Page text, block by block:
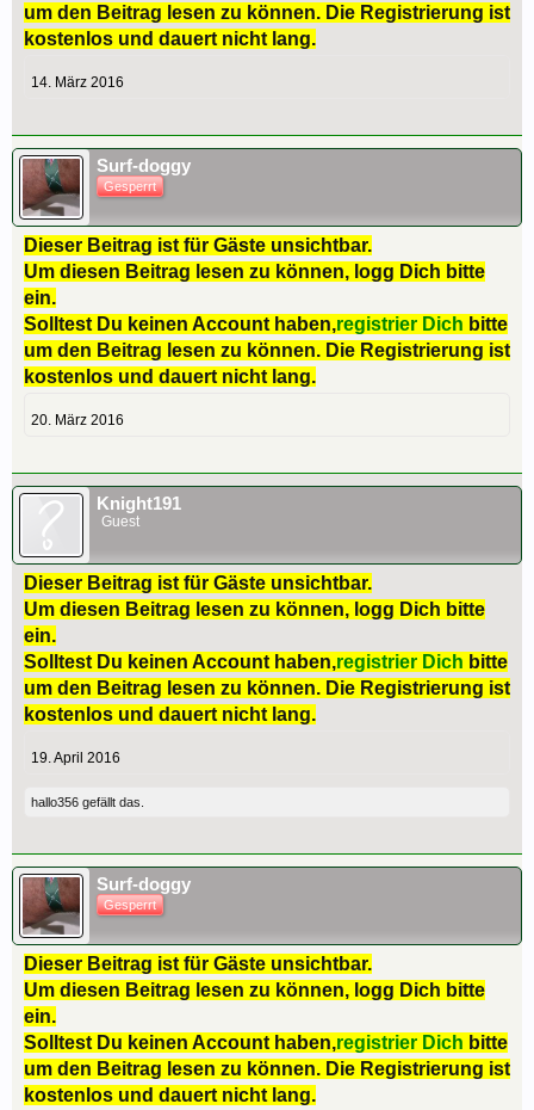
um den Beitrag lesen zu können. Die Registrierung ist
kostenlos und dauert nicht lang.
14. März 2016
Surf-doggy
Gesperrt
Dieser Beitrag ist für Gäste unsichtbar.
Um diesen Beitrag lesen zu können, logg Dich bitte
ein.
Solltest Du keinen Account haben,registrier Dich bitte
um den Beitrag lesen zu können. Die Registrierung ist
kostenlos und dauert nicht lang.
20. März 2016
Knight191
Guest
Dieser Beitrag ist für Gäste unsichtbar.
Um diesen Beitrag lesen zu können, logg Dich bitte
ein.
Solltest Du keinen Account haben,registrier Dich bitte
um den Beitrag lesen zu können. Die Registrierung ist
kostenlos und dauert nicht lang.
19. April 2016
hallo356 gefällt das.
Surf-doggy
Gesperrt
Dieser Beitrag ist für Gäste unsichtbar.
Um diesen Beitrag lesen zu können, logg Dich bitte
ein.
Solltest Du keinen Account haben,registrier Dich bitte
um den Beitrag lesen zu können. Die Registrierung ist
kostenlos und dauert nicht lang.